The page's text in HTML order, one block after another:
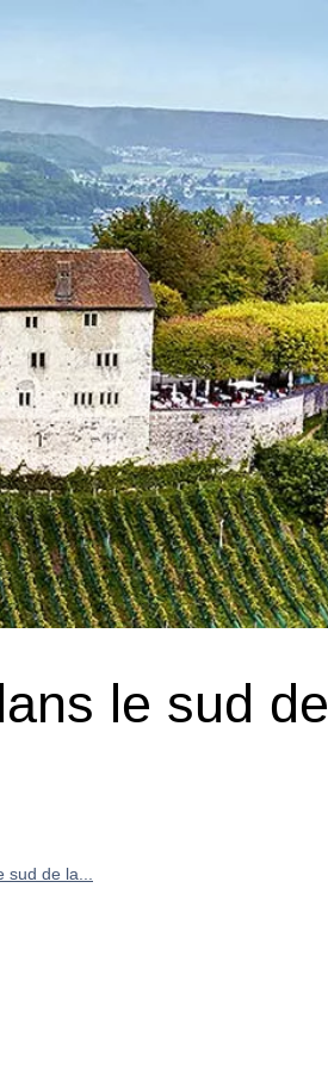
le sud de
sud de la...